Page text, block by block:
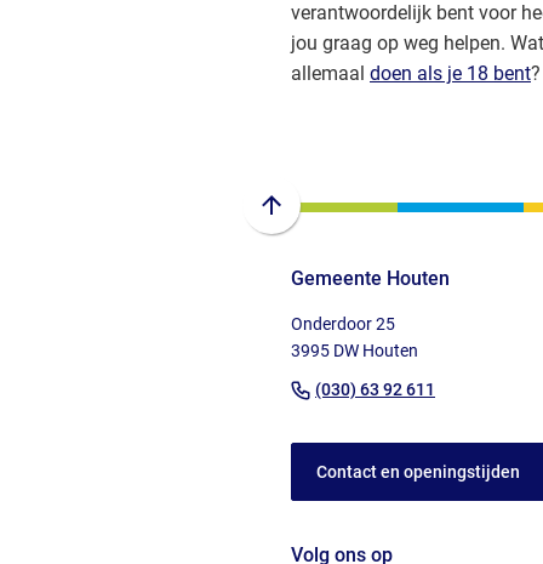
verantwoordelijk bent voor
jou graag op weg helpen.
allemaal doen als je 18 bent?
Scroll
boven
het
van
paginainhoud
Gemeente Houten
Onderdoor 25
3995 DW Houten
(030) 63 92 611
een
Contact en openingstijden
Volg ons op